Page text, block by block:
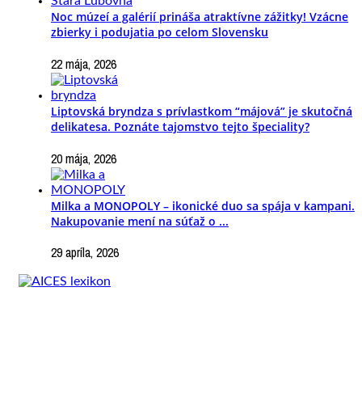
Noc múzeí a galérií prináša atraktívne zážitky! Vzácne
zbierky i podujatia po celom Slovensku
22 mája, 2026
Liptovská bryndza s prívlastkom “májová” je skutočná
delikatesa. Poznáte tajomstvo tejto špeciality?
20 mája, 2026
Milka a MONOPOLY – ikonické duo sa spája v kampani.
Nakupovanie mení na súťaž o ...
29 apríla, 2026